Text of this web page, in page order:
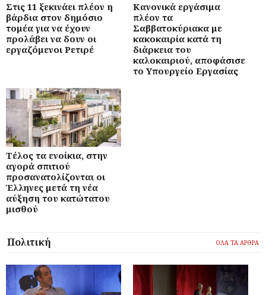
Στις 11 ξεκινάει πλέον η
βάρδια στον δημόσιο
τομέα για να έχουν
προλάβει να δουν οι
εργαζόμενοι Ρετιρέ
Κανονικά εργάσιμα
πλέον τα
Σαββατοκύριακα με
κακοκαιρία κατά τη
διάρκεια του
καλοκαιριού, αποφάσισε
το Υπουργείο Εργασίας
Τέλος τα ενοίκια, στην
αγορά σπιτιού
προσανατολίζονται οι
Έλληνες μετά τη νέα
αύξηση του κατώτατου
μισθού
Πολιτική ΟΛΑ ΤΑ ΑΡΘΡΑ